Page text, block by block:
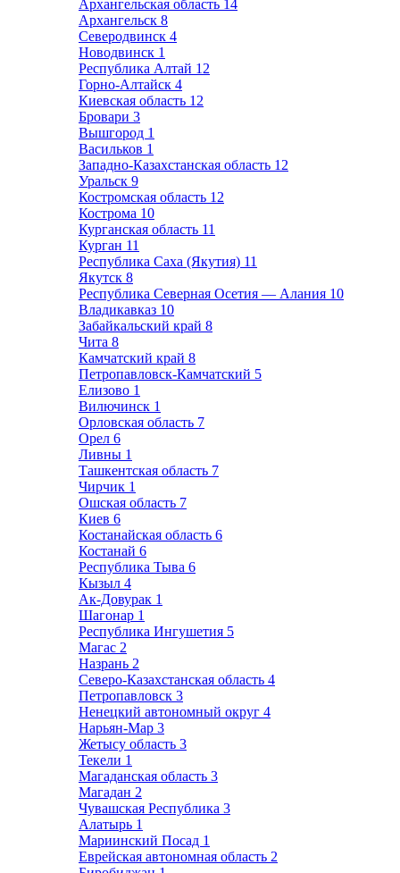
Архангельская область 14
Архангельск 8
Северодвинск 4
Новодвинск 1
Республика Алтай 12
Горно-Алтайск 4
Киевская область 12
Бровари 3
Вышгород 1
Васильков 1
Западно-Казахстанская область 12
Уральск 9
Костромская область 12
Кострома 10
Курганская область 11
Курган 11
Республика Саха (Якутия) 11
Якутск 8
Республика Северная Осетия — Алания 10
Владикавказ 10
Забайкальский край 8
Чита 8
Камчатский край 8
Петропавловск-Камчатский 5
Елизово 1
Вилючинск 1
Орловская область 7
Орел 6
Ливны 1
Ташкентская область 7
Чирчик 1
Ошская область 7
Киев 6
Костанайская область 6
Костанай 6
Республика Тыва 6
Кызыл 4
Ак-Довурак 1
Шагонар 1
Республика Ингушетия 5
Магас 2
Назрань 2
Северо-Казахстанская область 4
Петропавловск 3
Ненецкий автономный округ 4
Нарьян-Мар 3
Жетысу область 3
Текели 1
Магаданская область 3
Магадан 2
Чувашская Республика 3
Алатырь 1
Мариинский Посад 1
Еврейская автономная область 2